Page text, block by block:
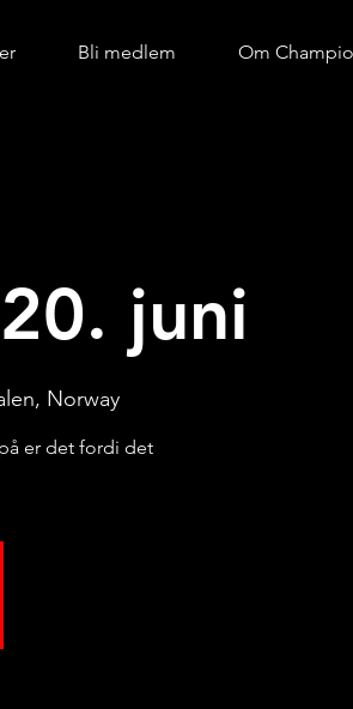
juni
Norway
er det fordi det
Bli medlem Om